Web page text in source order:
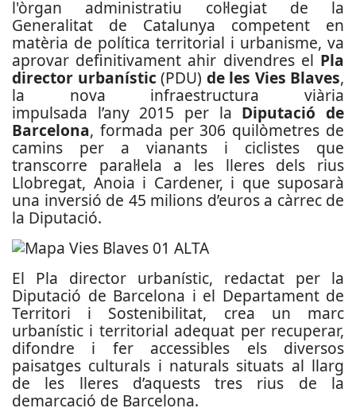
l'òrgan administratiu col·legiat de la
Generalitat de Catalunya competent en
matèria de política territorial i urbanisme, va
aprovar definitivament ahir divendres el Pla
director urbanístic (PDU) de les Vies Blaves,
la nova infraestructura viària
impulsada l’any 2015 per la Diputació de
Barcelona, formada per 306 quilòmetres de
camins per a vianants i ciclistes que
transcorre paral·lela a les lleres dels rius
Llobregat, Anoia i Cardener, i que suposarà
una inversió de 45 milions d’euros a càrrec de
la Diputació.
El Pla director urbanístic, redactat per la
Diputació de Barcelona i el Departament de
Territori i Sostenibilitat, crea un marc
urbanístic i territorial adequat per recuperar,
difondre i fer accessibles els diversos
paisatges culturals i naturals situats al llarg
de les lleres d’aquests tres rius de la
demarcació de Barcelona.